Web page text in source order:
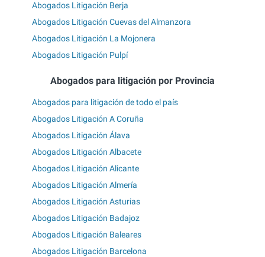
Abogados Litigación Berja
Abogados Litigación Cuevas del Almanzora
Abogados Litigación La Mojonera
Abogados Litigación Pulpí
Abogados para litigación por Provincia
Abogados para litigación de todo el país
Abogados Litigación A Coruña
Abogados Litigación Álava
Abogados Litigación Albacete
Abogados Litigación Alicante
Abogados Litigación Almería
Abogados Litigación Asturias
Abogados Litigación Badajoz
Abogados Litigación Baleares
Abogados Litigación Barcelona